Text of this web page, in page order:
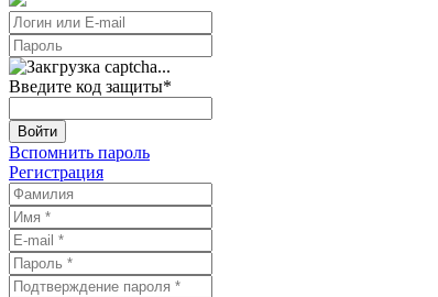
Введите код защиты*
Войти
Вспомнить пароль
Регистрация